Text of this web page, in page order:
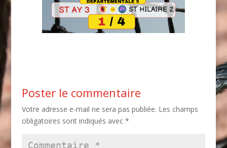
Poster le commentaire
Votre adresse e-mail ne sera pas publiée. Les champs
obligatoires sont indiqués avec *